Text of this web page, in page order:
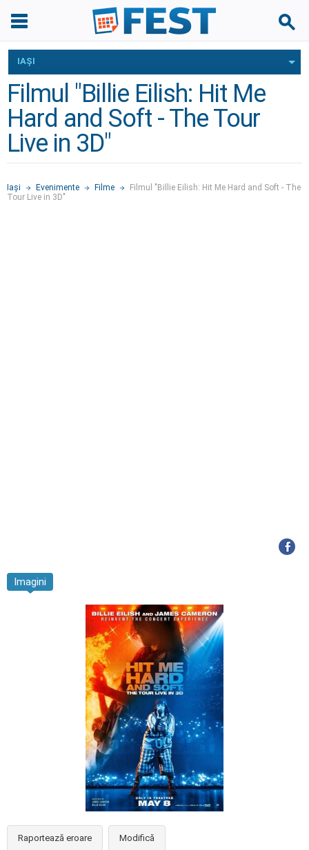
IAŞI
Filmul "Billie Eilish: Hit Me
Hard and Soft - The Tour
Live in 3D"
Iaşi Evenimente Filme
Filmul "Billie Eilish: Hit Me Hard and Soft - The
Tour Live in 3D"
Imagini
Raportează eroare Modifică